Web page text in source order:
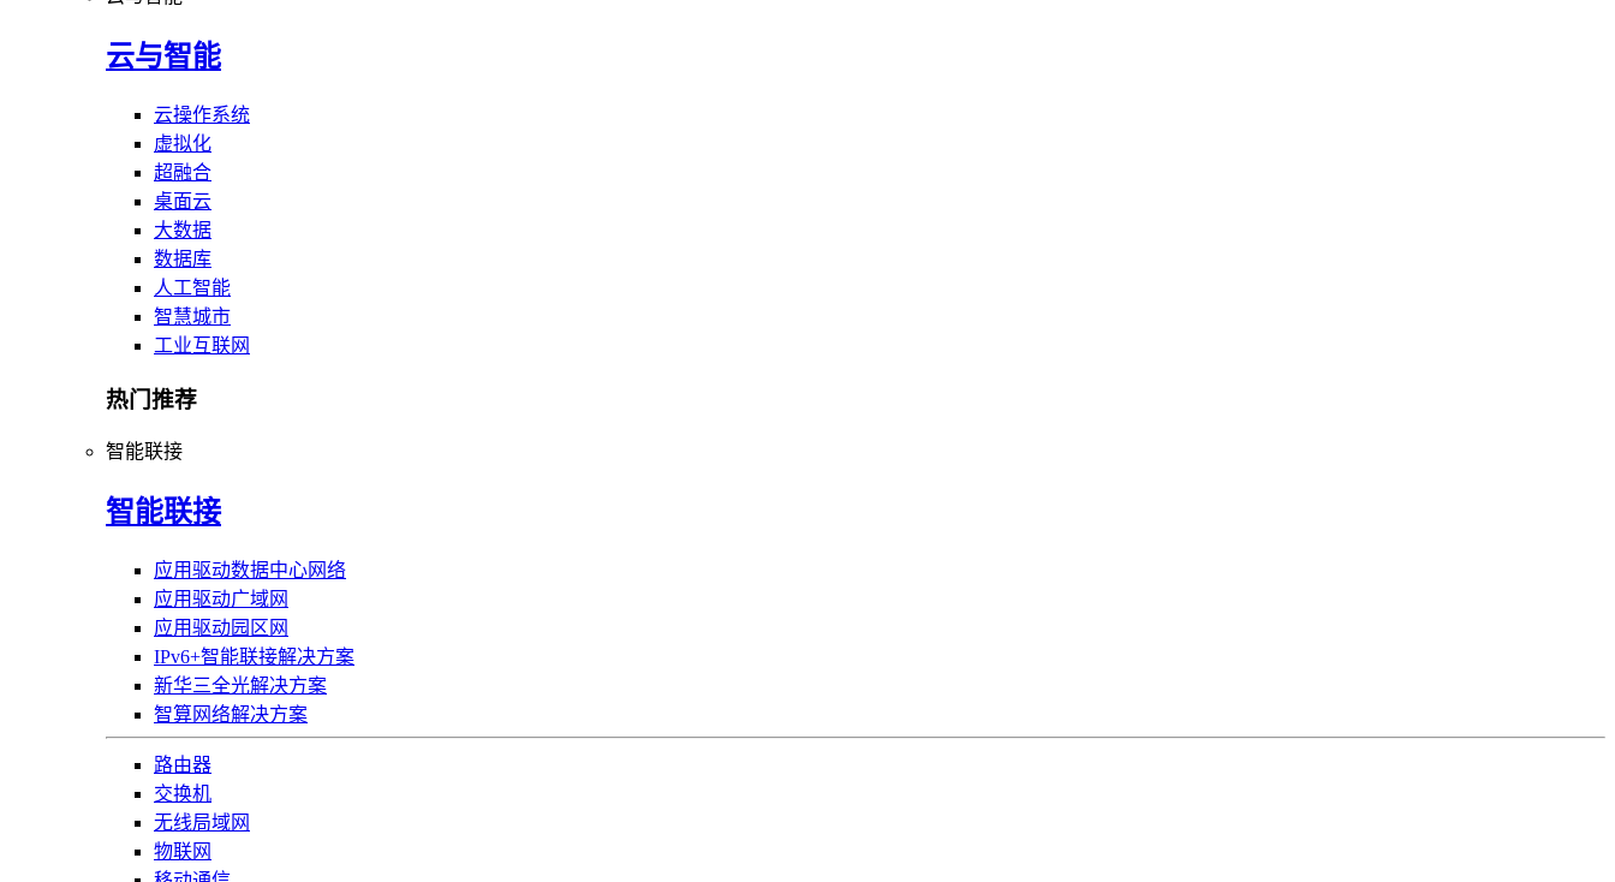
云与智能
云操作系统
虚拟化
超融合
桌面云
大数据
数据库
人工智能
智慧城市
工业互联网
热门推荐
智能联接
智能联接
应用驱动数据中心网络
应用驱动广域网
应用驱动园区网
IPv6+智能联接解决方案
新华三全光解决方案
智算网络解决方案
路由器
交换机
无线局域网
物联网